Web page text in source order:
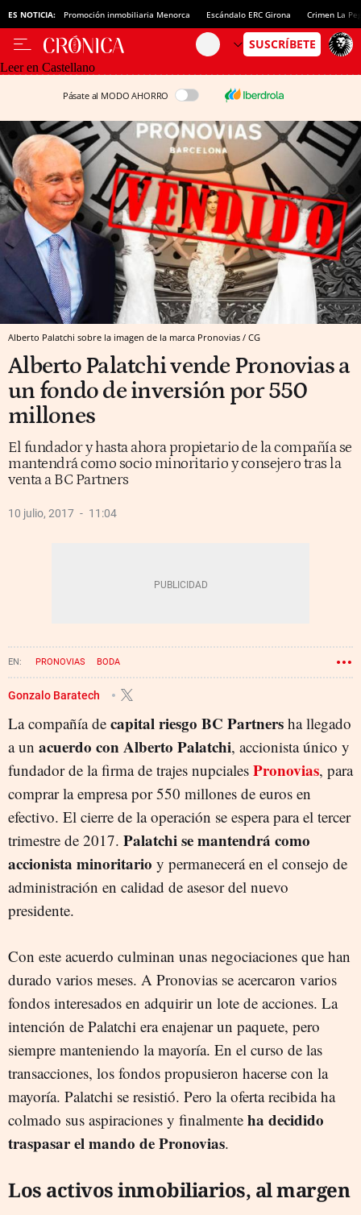
ES NOTICIA: Promoción inmobiliaria Menorca Escándalo ERC Girona Crimen La
Leer en Castellano
Pásate al MODO AHORRO
Alberto Palatchi sobre la imagen de la marca Pronovias / CG
Alberto Palatchi vende Pronovias a
un fondo de inversión por 550
millones
El fundador y hasta ahora propietario de la compañía se
mantendrá como socio minoritario y consejero tras la
venta a BC Partners
10 julio, 2017 11:04
PRONOVIAS BODA
Gonzalo Baratech
La compañía de capital riesgo BC Partners ha llegado
a un acuerdo con Alberto Palatchi, accionista único y
fundador de la firma de trajes nupciales Pronovias, para
comprar la empresa por 550 millones de euros en
efectivo. El cierre de la operación se espera para el tercer
trimestre de 2017. Palatchi se mantendrá como
accionista minoritario y permanecerá en el consejo de
administración en calidad de asesor del nuevo
presidente.
Con este acuerdo culminan unas negociaciones que han
durado varios meses. A Pronovias se acercaron varios
fondos interesados en adquirir un lote de acciones. La
intención de Palatchi era enajenar un paquete, pero
siempre manteniendo la mayoría. En el curso de las
transacciones, los fondos propusieron hacerse con la
mayoría. Palatchi se resistió. Pero la oferta recibida ha
colmado sus aspiraciones y finalmente ha decidido
traspasar el mando de Pronovias.
Los activos inmobiliarios, al margen